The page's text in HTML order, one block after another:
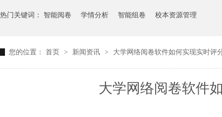
热门关键词： 智能阅卷 学情分析 智能组卷 校本资源管理
您的位置： 首页 > 新闻资讯 > 大学网络阅卷软件如何实现实时评
大学网络阅卷软件